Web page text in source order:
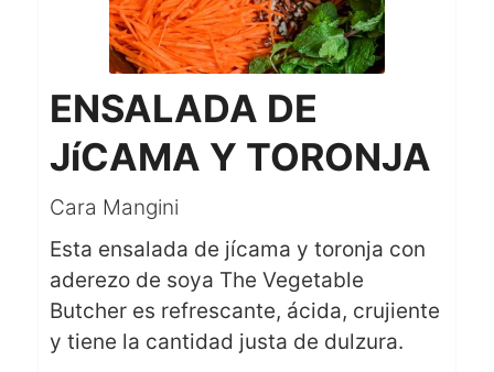
ENSALADA DE
JíCAMA Y TORONJA
Cara Mangini
Esta ensalada de jícama y toronja con
aderezo de soya The Vegetable
Butcher es refrescante, ácida, crujiente
y tiene la cantidad justa de dulzura.